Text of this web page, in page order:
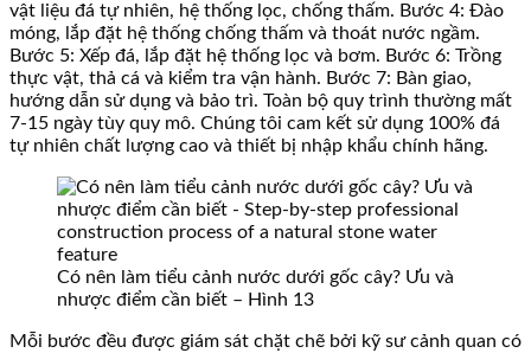
vật liệu đá tự nhiên, hệ thống lọc, chống thấm. Bước 4: Đào
móng, lắp đặt hệ thống chống thấm và thoát nước ngầm.
Bước 5: Xếp đá, lắp đặt hệ thống lọc và bơm. Bước 6: Trồng
thực vật, thả cá và kiểm tra vận hành. Bước 7: Bàn giao,
hướng dẫn sử dụng và bảo trì. Toàn bộ quy trình thường mất
7-15 ngày tùy quy mô. Chúng tôi cam kết sử dụng 100% đá
tự nhiên chất lượng cao và thiết bị nhập khẩu chính hãng.
Có nên làm tiểu cảnh nước dưới gốc cây? Ưu và
nhược điểm cần biết – Hình 13
Mỗi bước đều được giám sát chặt chẽ bởi kỹ sư cảnh quan có